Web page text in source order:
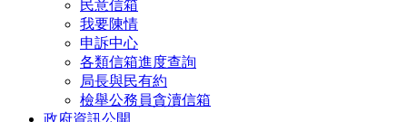
民意信箱
我要陳情
申訴中心
各類信箱進度查詢
局長與民有約
檢舉公務員貪瀆信箱
政府資訊公開